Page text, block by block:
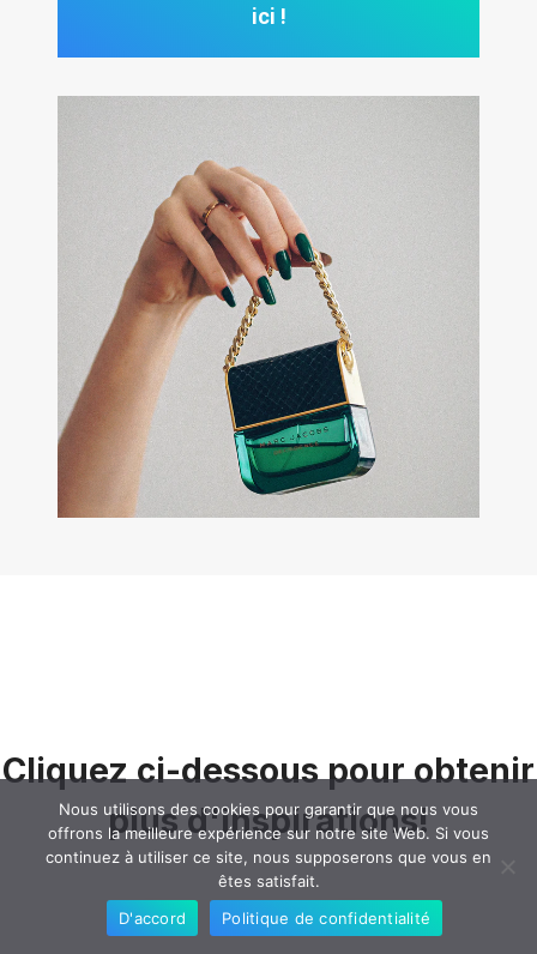
ici !
Cliquez ci-dessous pour obtenir
plus d'inspirations!
Nous utilisons des cookies pour garantir que nous vous
offrons la meilleure expérience sur notre site Web. Si vous
continuez à utiliser ce site, nous supposerons que vous en
êtes satisfait.
D'accord
Politique de confidentialité